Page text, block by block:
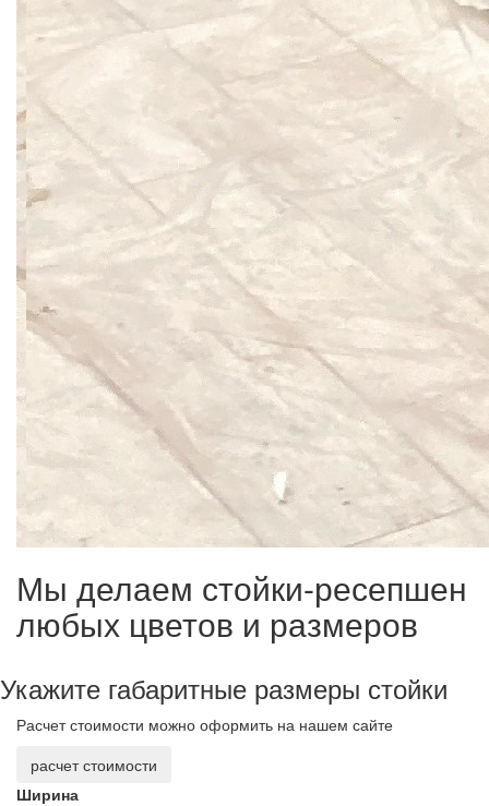
Мы делаем стойки-ресепшен
любых цветов и размеров
Укажите габаритные размеры стойки
Расчет стоимости можно оформить на нашем сайте
расчет стоимости
Ширина